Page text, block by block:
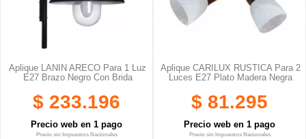
Aplique LANIN ARECO Para 1 Luz
E27 Brazo Negro Con Brida
$ 233.196
Precio web en 1 pago
Precio sin Impuestos Nacionales
Aplique CARILUX RUSTICA Para 2
Luces E27 Plato Madera Negra
$ 81.295
Precio web en 1 pago
Precio sin Impuestos Nacionales